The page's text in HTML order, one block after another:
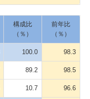
構成比
（％）
前年比
（％）
100.0 98.3
89.2 98.5
10.7 96.6